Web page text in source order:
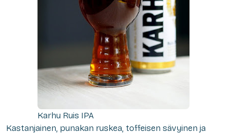
Karhu Ruis IPA
Kastanjainen, punakan ruskea, toffeisen sävyinen ja